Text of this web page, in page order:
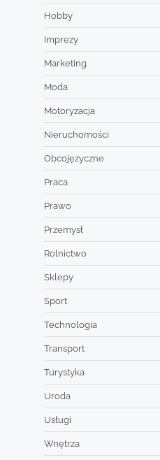
Hobby
Imprezy
Marketing
Moda
Motoryzacja
Nieruchomości
Obcojęzyczne
Praca
Prawo
Przemysł
Rolnictwo
Sklepy
Sport
Technologia
Transport
Turystyka
Uroda
Usługi
Wnętrza